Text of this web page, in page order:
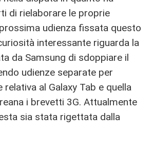
di rielaborare le proprie
udienza fissata questo
interessante riguarda la
da Samsung di sdoppiare il
udienze separate per
relativa al Galaxy Tab e quella
i brevetti 3G. Attualmente
sia stata rigettata dalla